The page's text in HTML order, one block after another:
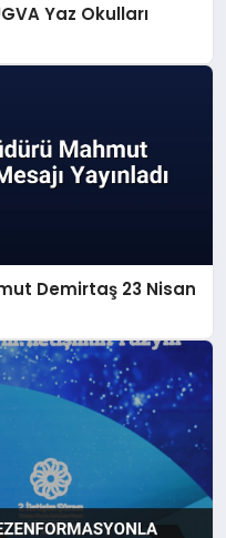
Yaz Okulları
Demirtaş 23 Nisan